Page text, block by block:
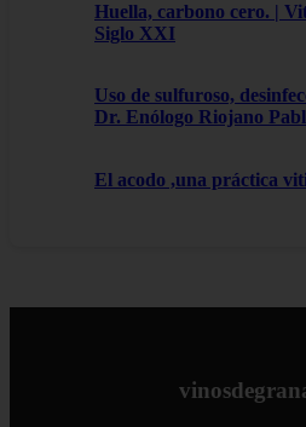
Huella, carbono cero. |
Siglo XXI
Uso de sulfuroso,
Dr. Enólogo Riojano
El acodo ,una práctica